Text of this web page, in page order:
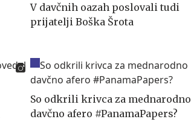
V davčnih oazah poslovali tudi
prijatelji Boška Šrota
So odkrili krivca za mednarodno
davčno afero #PanamaPapers?